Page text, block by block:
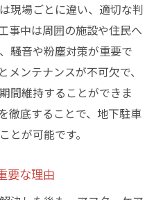
現場ごとに違い、適切な判
事中は周囲の施設や住民へ
騒音や粉塵対策が重要で
ンテナンスが不可欠で、
間維持することができま
徹底することで、地下駐車
とが可能です。
要な理由